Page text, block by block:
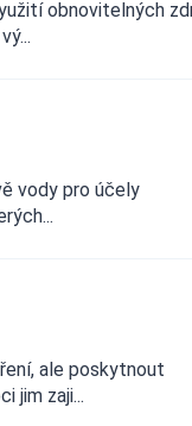
obnovitelných
vody pro účely
ale poskytnout
jim zaji...